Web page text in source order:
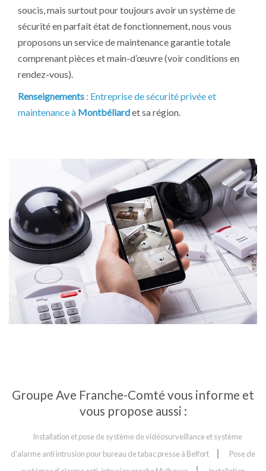
soucis, mais surtout pour toujours avoir un système de
sécurité en parfait état de fonctionnement, nous vous
proposons un service de maintenance garantie totale
comprenant pièces et main-d’œuvre (voir conditions en
rendez-vous).
Renseignements : Entreprise de sécurité privée et
maintenance à Montbéliardet sa région.
Groupe Ave Franche-Comté vous informe et
vous propose aussi :
Installation et pose de système de vidéosurveillance et système
d'alarme anti intrusion pour bureau de tabac presse à Belfort
Pose de